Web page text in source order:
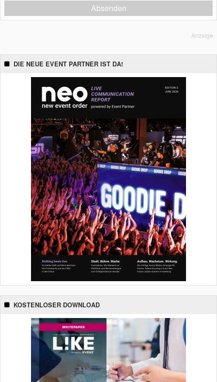
Absenden
Anzeige
DIE NEUE EVENT PARTNER IST DA!
KOSTENLOSER DOWNLOAD